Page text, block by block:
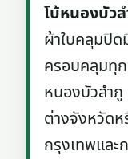
โบ้หนองบัว
ผ้าใบคลุมปิ
ครอบคลุมทุ
หนองบัวลำ
ต่างจังหวัดห
กรุงเทพและ